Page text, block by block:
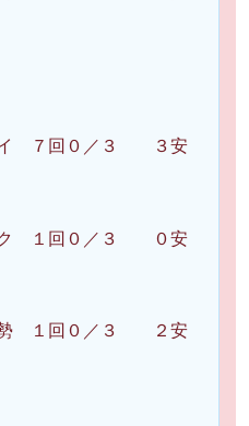
／３ ３安
０／３ ０安
／３ ２安